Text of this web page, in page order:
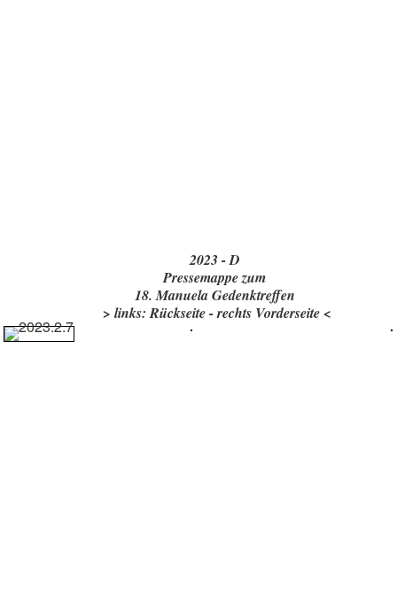
2023 - D
Pressemappe zum
18. Manuela Gedenktreffen
> links: Rückseite - rechts Vorderseite <